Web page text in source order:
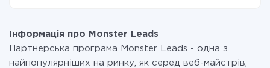
при необхідності. Детальніше про
Інформація про Monster Leads
Партнерська програма Monster Leads - одна з
найпопулярніших на ринку, як серед веб-майстрів,